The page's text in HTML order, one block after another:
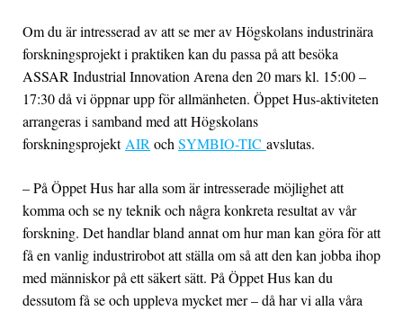
Om du är intresserad av att se mer av Högskolans industrinära
forskningsprojekt i praktiken kan du passa på att besöka
ASSAR Industrial Innovation Arena den 20 mars kl. 15:00 –
17:30 då vi öppnar upp för allmänheten. Öppet Hus-aktiviteten
arrangeras i samband med att Högskolans
forskningsprojekt AIR och SYMBIO-TIC avslutas.
– På Öppet Hus har alla som är intresserade möjlighet att
komma och se ny teknik och några konkreta resultat av vår
forskning. Det handlar bland annat om hur man kan göra för att
få en vanlig industrirobot att ställa om så att den kan jobba ihop
med människor på ett säkert sätt. På Öppet Hus kan du
dessutom få se och uppleva mycket mer – då har vi alla våra